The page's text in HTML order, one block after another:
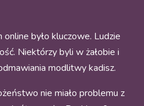
online było kluczowe. Ludzie
Niektórzy byli w żałobie i
modlitwy kadisz.
nie miało problemu z